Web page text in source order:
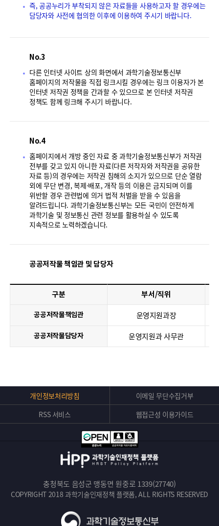
즉, 공공누리가 부착되지 않은 자료들을 사용하고자 할 경우에는
담당자와 사전에 협의한 이후에 이용하여 주시기 바랍니다.
No.3
다른 인터넷 사이트 상의 화면에서 과학기술정보통신부
홈페이지의 저작물을 직접 링크시킬 경우에는 링크 이용자가 본
인터넷 저작권 정책을 간과할 수 있으므로 본 인터넷 저작권
정책도 함께 링크해 주시기 바랍니다.
No.4
홈페이지에서 개방 중인 자료 중 과학기술정보통신부가 저작권
전부를 갖고 있지 아니한 자료(다른 저작자와 저작권을 공유한
자료 등)의 경우에는 저작권 침해의 소지가 있으므로 단순 열람
외에 무단 변경, 복제·배포, 개작 등의 이용은 금지되며 이를
위반할 경우 관련법에 의거 법적 처벌을 받을 수 있음을
알려드립니다. 과학기술정보통신부는 모든 국민이 안전하게
과학기술 및 정보통신 관련 정보를 활용하실 수 있도록
지속적으로 노력하겠습니다.
공공저작물 책임관 및 담당자
구분 부서/직위
공공저작물책임관 운영지원과장
공공저작물담당자 운영지원과 사무관
버
개인정보처리방침
이메일 무단수집거부
RSS 서비스
웹접근성 이용가이드
충청북도 음성군 맹동면 원중로 1339(27740)
COPYRIGHT 2018 과학기술인재정책 플랫폼, ALL RIGHTS RESERVED